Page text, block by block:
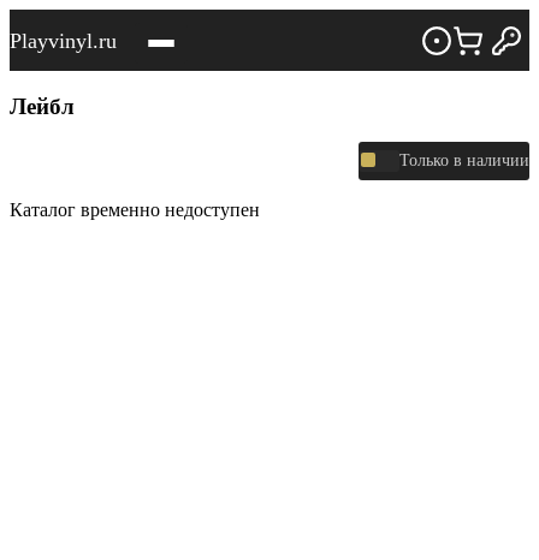
Playvinyl.ru
Лейбл
Только в наличии
Каталог временно недоступен